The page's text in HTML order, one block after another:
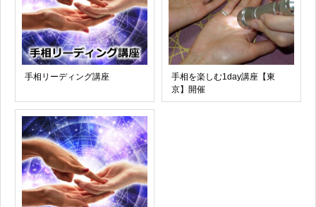
手相リーディング講座
手相を楽しむ1day講座【東
京】開催